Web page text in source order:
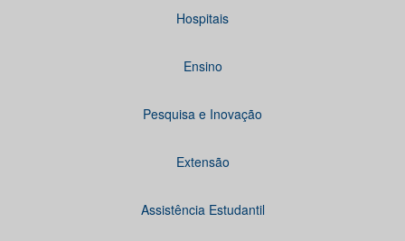
Hospitais
Ensino
Pesquisa e Inovação
Extensão
Assistência Estudantil